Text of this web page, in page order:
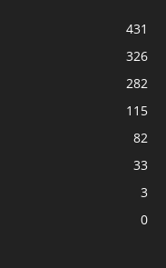
431
326
282
115
82
33
3
0